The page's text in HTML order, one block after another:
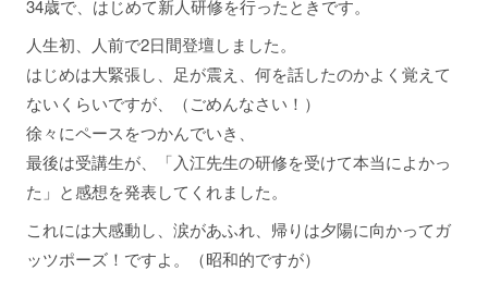
34歳で、はじめて新人研修を行ったときです。
人生初、人前で2日間登壇しました。
はじめは大緊張し、足が震え、何を話したのかよく覚えて
ないくらいですが、（ごめんなさい！）
徐々にペースをつかんでいき、
最後は受講生が、「入江先生の研修を受けて本当によかっ
た」と感想を発表してくれました。
これには大感動し、涙があふれ、帰りは夕陽に向かってガ
ッツポーズ！ですよ。（昭和的ですが）